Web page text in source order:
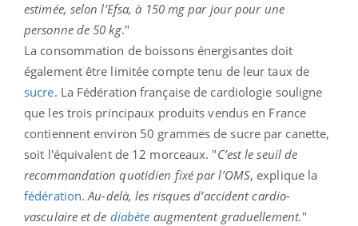
estimée, selon l’Efsa, à 150 mg par jour pour une
personne de 50 kg."
La consommation de boissons énergisantes doit
également être limitée compte tenu de leur taux de
sucre. La Fédération française de cardiologie souligne
que les trois principaux produits vendus en France
contiennent environ 50 grammes de sucre par canette,
soit l'équivalent de 12 morceaux. "C’est le seuil de
recommandation quotidien fixé par l’OMS, explique la
fédération.Au-delà, les risques d’accident cardio-
vasculaire et de diabète augmentent graduellement."